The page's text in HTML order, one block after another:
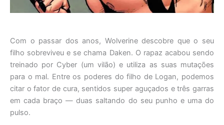
Com o passar dos anos, Wolverine descobre que o seu
filho sobreviveu e se chama Daken. O rapaz acabou sendo
treinado por Cyber (um vilão) e utiliza as suas mutações
para o mal. Entre os poderes do filho de Logan, podemos
citar o fator de cura, sentidos super aguçados e três garras
em cada braço — duas saltando do seu punho e uma do
pulso.